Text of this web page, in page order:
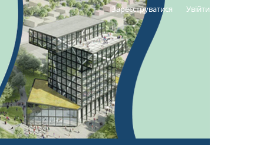
Зареєструватися Увійти